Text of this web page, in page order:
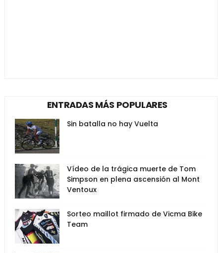
ENTRADAS MÁS POPULARES
Sin batalla no hay Vuelta
Vídeo de la trágica muerte de Tom
Simpson en plena ascensión al Mont
Ventoux
Sorteo maillot firmado de Vicma Bike
Team